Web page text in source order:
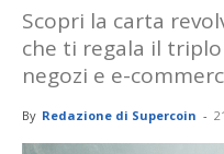
Scopri la carta
che ti regala il
negozi e e-
By Redazione di Supercoin -